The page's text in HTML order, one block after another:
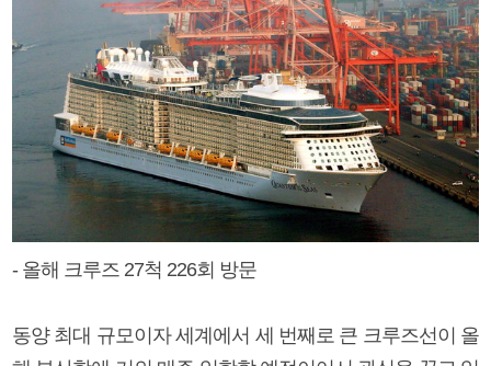
- 올해 크루즈 27척 226회 방문
동양 최대 규모이자 세계에서 세 번째로 큰 크루즈선이 올